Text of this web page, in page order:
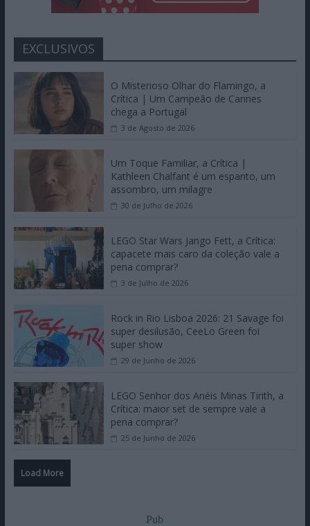
EXCLUSIVOS
O Misterioso Olhar do Flamingo, a
Crítica | Um Campeão de Cannes
chega a Portugal
3 de Agosto de 2026
Um Toque Familiar, a Crítica |
Kathleen Chalfant é um espanto, um
assombro, um milagre
30 de Julho de 2026
LEGO Star Wars Jango Fett, a Crítica:
capacete mais caro da coleção vale a
pena comprar?
3 de Julho de 2026
Rock in Rio Lisboa 2026: 21 Savage foi
super desilusão, CeeLo Green foi
super show
29 de Junho de 2026
LEGO Senhor dos Anéis Minas Tirith, a
Crítica: maior set de sempre vale a
pena comprar?
25 de Junho de 2026
Load More
Pub